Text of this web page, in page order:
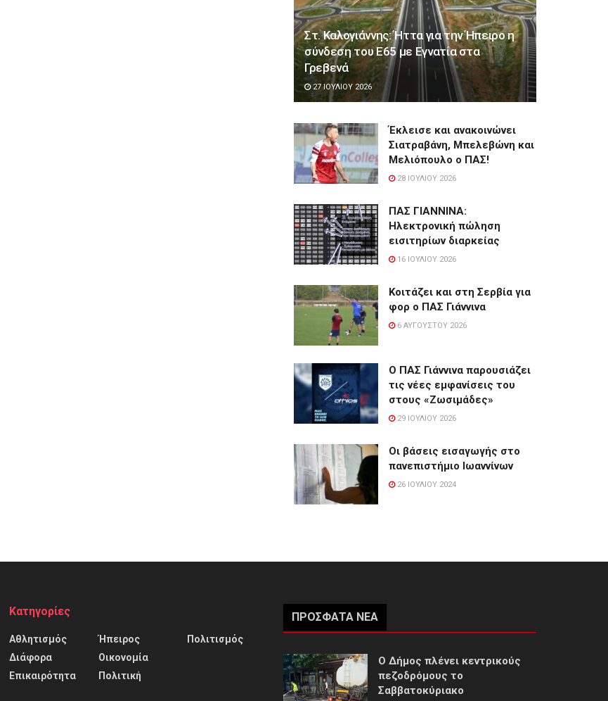
Στ. Καλογιάννης: Ήττα για την Ήπειρο η
σύνδεση του Ε65 με Εγνατία στα
Γρεβενά
27 ΙΟΥΛΊΟΥ 2026
Έκλεισε και ανακοινώνει
Σιατραβάνη, Μπελεβώνη και
Μελιόπουλο ο ΠΑΣ!
28 ΙΟΥΛΊΟΥ 2026
ΠΑΣ ΓΙΑΝΝΙΝΑ:
Hλεκτρονική πώληση
εισιτηρίων διαρκείας
16 ΙΟΥΛΊΟΥ 2026
Κοιτάζει και στη Σερβία για
φορ ο ΠΑΣ Γιάννινα
6 ΑΥΓΟΎΣΤΟΥ 2026
Ο ΠΑΣ Γιάννινα παρουσιάζει
τις νέες εμφανίσεις του
στους «Ζωσιμάδες»
29 ΙΟΥΛΊΟΥ 2026
Οι βάσεις εισαγωγής στο
πανεπιστήμιο Ιωαννίνων
26 ΙΟΥΛΊΟΥ 2024
Κατηγορίες
Αθλητισμός
Διάφορα
Επικαιρότητα
Ήπειρος
Οικονομία
Πολιτική
Πολιτισμός
ΠΡΌΣΦΑΤΑ ΝΈΑ
Ο Δήμος πλένει κεντρικούς
πεζοδρόμους το
Σαββατοκύριακο